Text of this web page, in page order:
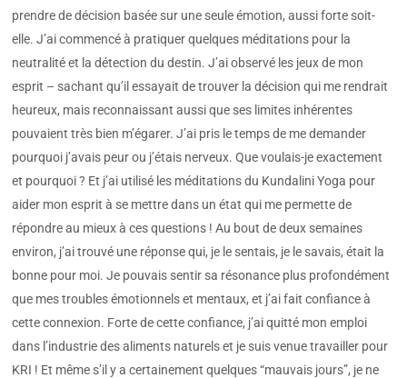
prendre de décision basée sur une seule émotion, aussi forte soit-
elle. J’ai commencé à pratiquer quelques méditations pour la
neutralité et la détection du destin. J’ai observé les jeux de mon
esprit – sachant qu’il essayait de trouver la décision qui me rendrait
heureux, mais reconnaissant aussi que ses limites inhérentes
pouvaient très bien m’égarer. J’ai pris le temps de me demander
pourquoi j’avais peur ou j’étais nerveux. Que voulais-je exactement
et pourquoi ? Et j’ai utilisé les méditations du Kundalini Yoga pour
aider mon esprit à se mettre dans un état qui me permette de
répondre au mieux à ces questions ! Au bout de deux semaines
environ, j’ai trouvé une réponse qui, je le sentais, je le savais, était la
bonne pour moi. Je pouvais sentir sa résonance plus profondément
que mes troubles émotionnels et mentaux, et j’ai fait confiance à
cette connexion. Forte de cette confiance, j’ai quitté mon emploi
dans l’industrie des aliments naturels et je suis venue travailler pour
KRI ! Et même s’il y a certainement quelques “mauvais jours”, je ne